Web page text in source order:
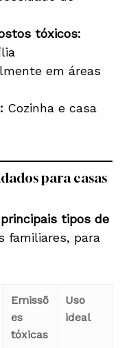
tóxicos:
em áreas
Cozinha e casa
para casas
principais tipos de
familiares, para
Emissõ
es
tóxicas
Uso
ideal